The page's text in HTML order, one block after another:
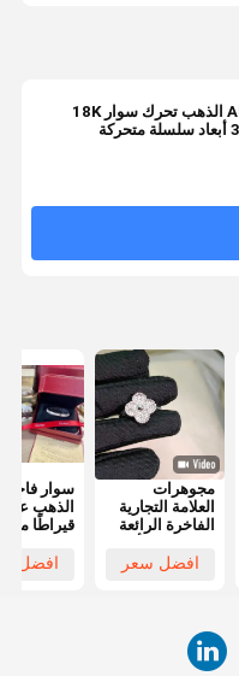
مجوهرات مخصصة AU750 الذهب تحرك سوار 18K
مجوهرات
العلامة التجارية
الفاخرة الرائعة
بجمال خالد
افضل سعر
سوار فاخر
قيراطًا
18 قيراطًاافضل